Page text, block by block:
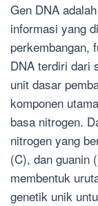
Gen DNA
informasi yang
perkembangan,
DNA terdiri dari
unit dasar
komponen
basa nitrogen.
nitrogen yang
(C), dan guanin
membentuk
genetik unik